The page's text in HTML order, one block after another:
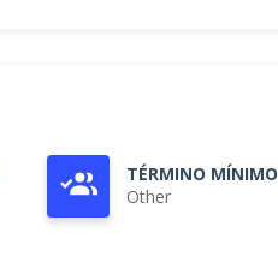
TÉRMINO MÍNIMO
Other